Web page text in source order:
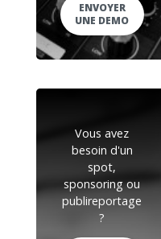
ENVOYER
UNE DEMO
Vous avez
besoin d'un
spot,
sponsoring ou
publireportage
?